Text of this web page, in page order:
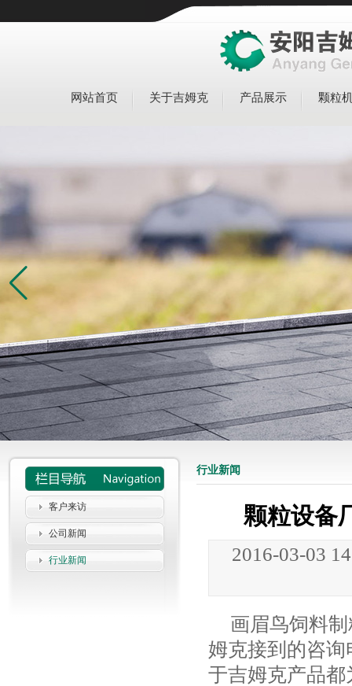
网站首页 关于吉姆克 产品展示 颗粒
客户来访
公司新闻
行业新闻
行业新闻
颗粒设备
2016-03-03
画眉鸟饲料
姆克接到的咨
于吉姆克产品